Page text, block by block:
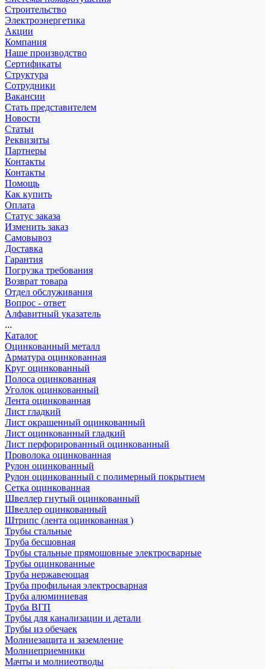
Строительство
Электроэнергетика
Акции
Компания
Наше производство
Сертификаты
Структура
Сотрудники
Вакансии
Стать представителем
Новости
Статьи
Реквизиты
Партнеры
Контакты
Контакты
Помощь
Как купить
Оплата
Статус заказа
Изменить заказ
Самовывоз
Доставка
Гарантия
Погрузка требования
Возврат товара
Отдел обслуживания
Вопрос - ответ
Алфавитный указатель
...
Каталог
Оцинкованный металл
Арматура оцинкованная
Круг оцинкованный
Полоса оцинкованная
Уголок оцинкованный
Лента оцинкованная
Лист гладкий
Лист окрашенный оцинкованный
Лист оцинкованный гладкий
Лист перфорированный оцинкованный
Проволока оцинкованная
Рулон оцинкованный
Рулон оцинкованный с полимерный покрытием
Сетка оцинкованная
Швеллер гнутый оцинкованный
Швеллер оцинкованный
Штрипс (лента оцинкованная )
Трубы стальные
Труба бесшовная
Трубы стальные прямошовные электросварные
Трубы оцинкованные
Труба нержавеющая
Труба профильная электросварная
Труба алюминиевая
Труба ВГП
Трубы для канализации и детали
Трубы из обечаек
Молниезащита и заземление
Молниеприемники
Мачты и молниеотводы